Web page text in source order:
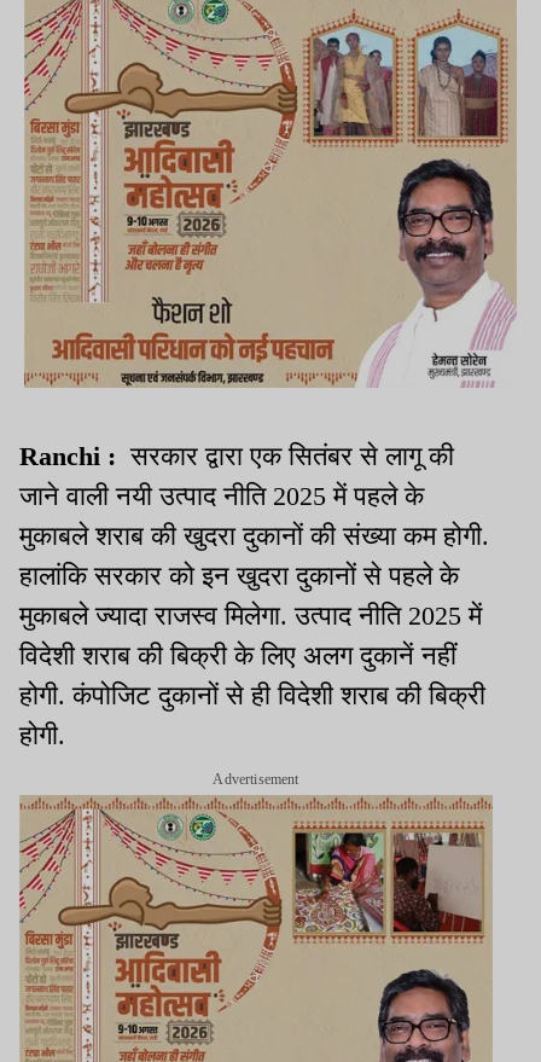
Ranchi :सरकार द्वारा एक सितंबर से लागू की
जाने वाली नयी उत्पाद नीति 2025 में पहले के
मुकाबले शराब की खुदरा दुकानों की संख्या कम होगी.
हालांकि सरकार को इन खुदरा दुकानों से पहले के
मुकाबले ज्यादा राजस्व मिलेगा. उत्पाद नीति 2025 में
विदेशी शराब की बिक्री के लिए अलग दुकानें नहीं
होगी. कंपोजिट दुकानों से ही विदेशी शराब की बिक्री
होगी.
Advertisement